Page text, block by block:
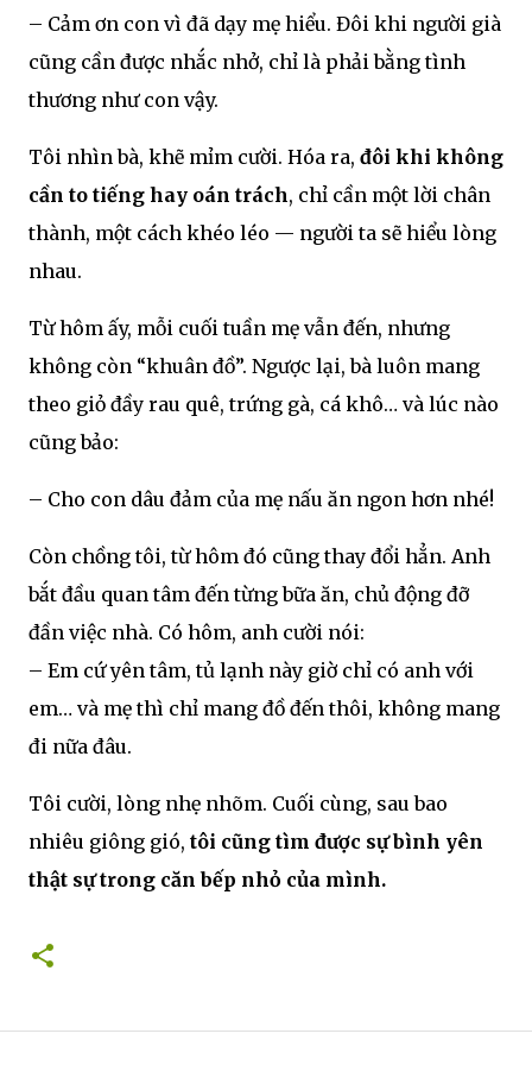
– Cảm ơn con vì đã dạy mẹ hiểu. Đôi khi người già
cũng cần được nhắc nhở, chỉ là phải bằng tình
thương như con vậy.
Tôi nhìn bà, khẽ mỉm cười. Hóa ra, đôi khi không
cần to tiếng hay oán trách, chỉ cần một lời chân
thành, một cách khéo léo — người ta sẽ hiểu lòng
nhau.
Từ hôm ấy, mỗi cuối tuần mẹ vẫn đến, nhưng
không còn “khuân đồ”. Ngược lại, bà luôn mang
theo giỏ đầy rau quê, trứng gà, cá khô… và lúc nào
cũng bảo:
– Cho con dâu đảm của mẹ nấu ăn ngon hơn nhé!
Còn chồng tôi, từ hôm đó cũng thay đổi hẳn. Anh
bắt đầu quan tâm đến từng bữa ăn, chủ động đỡ
đần việc nhà. Có hôm, anh cười nói:
– Em cứ yên tâm, tủ lạnh này giờ chỉ có anh với
em… và mẹ thì chỉ mang đồ đến thôi, không mang
đi nữa đâu.
Tôi cười, lòng nhẹ nhõm. Cuối cùng, sau bao
nhiêu giông gió, tôi cũng tìm được sự bình yên
thật sự trong căn bếp nhỏ của mình.